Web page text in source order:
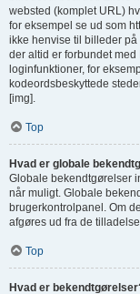
websted (komplet URL)
for eksempel se ud som
ikke henvise til billeder
der altid er forbundet
loginfunktioner, for
kodeordsbeskyttede
[img].
Top
Hvad er globale
Globale bekendtgørelser
når muligt. Globale
brugerkontrolpanel. Om
afgøres ud fra de
Top
Hvad er